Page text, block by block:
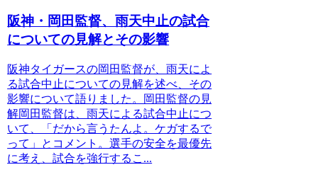
阪神・岡田監督、雨天中止の試合
についての見解とその影響
阪神タイガースの岡田監督が、雨天によ
る試合中止についての見解を述べ、その
影響について語りました。岡田監督の見
解岡田監督は、雨天による試合中止につ
いて、「だから言うたんよ。ケガするで
って」とコメント。選手の安全を最優先
に考え、試合を強行するこ...